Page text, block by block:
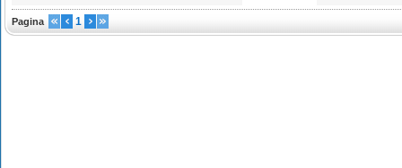
Pagina 1